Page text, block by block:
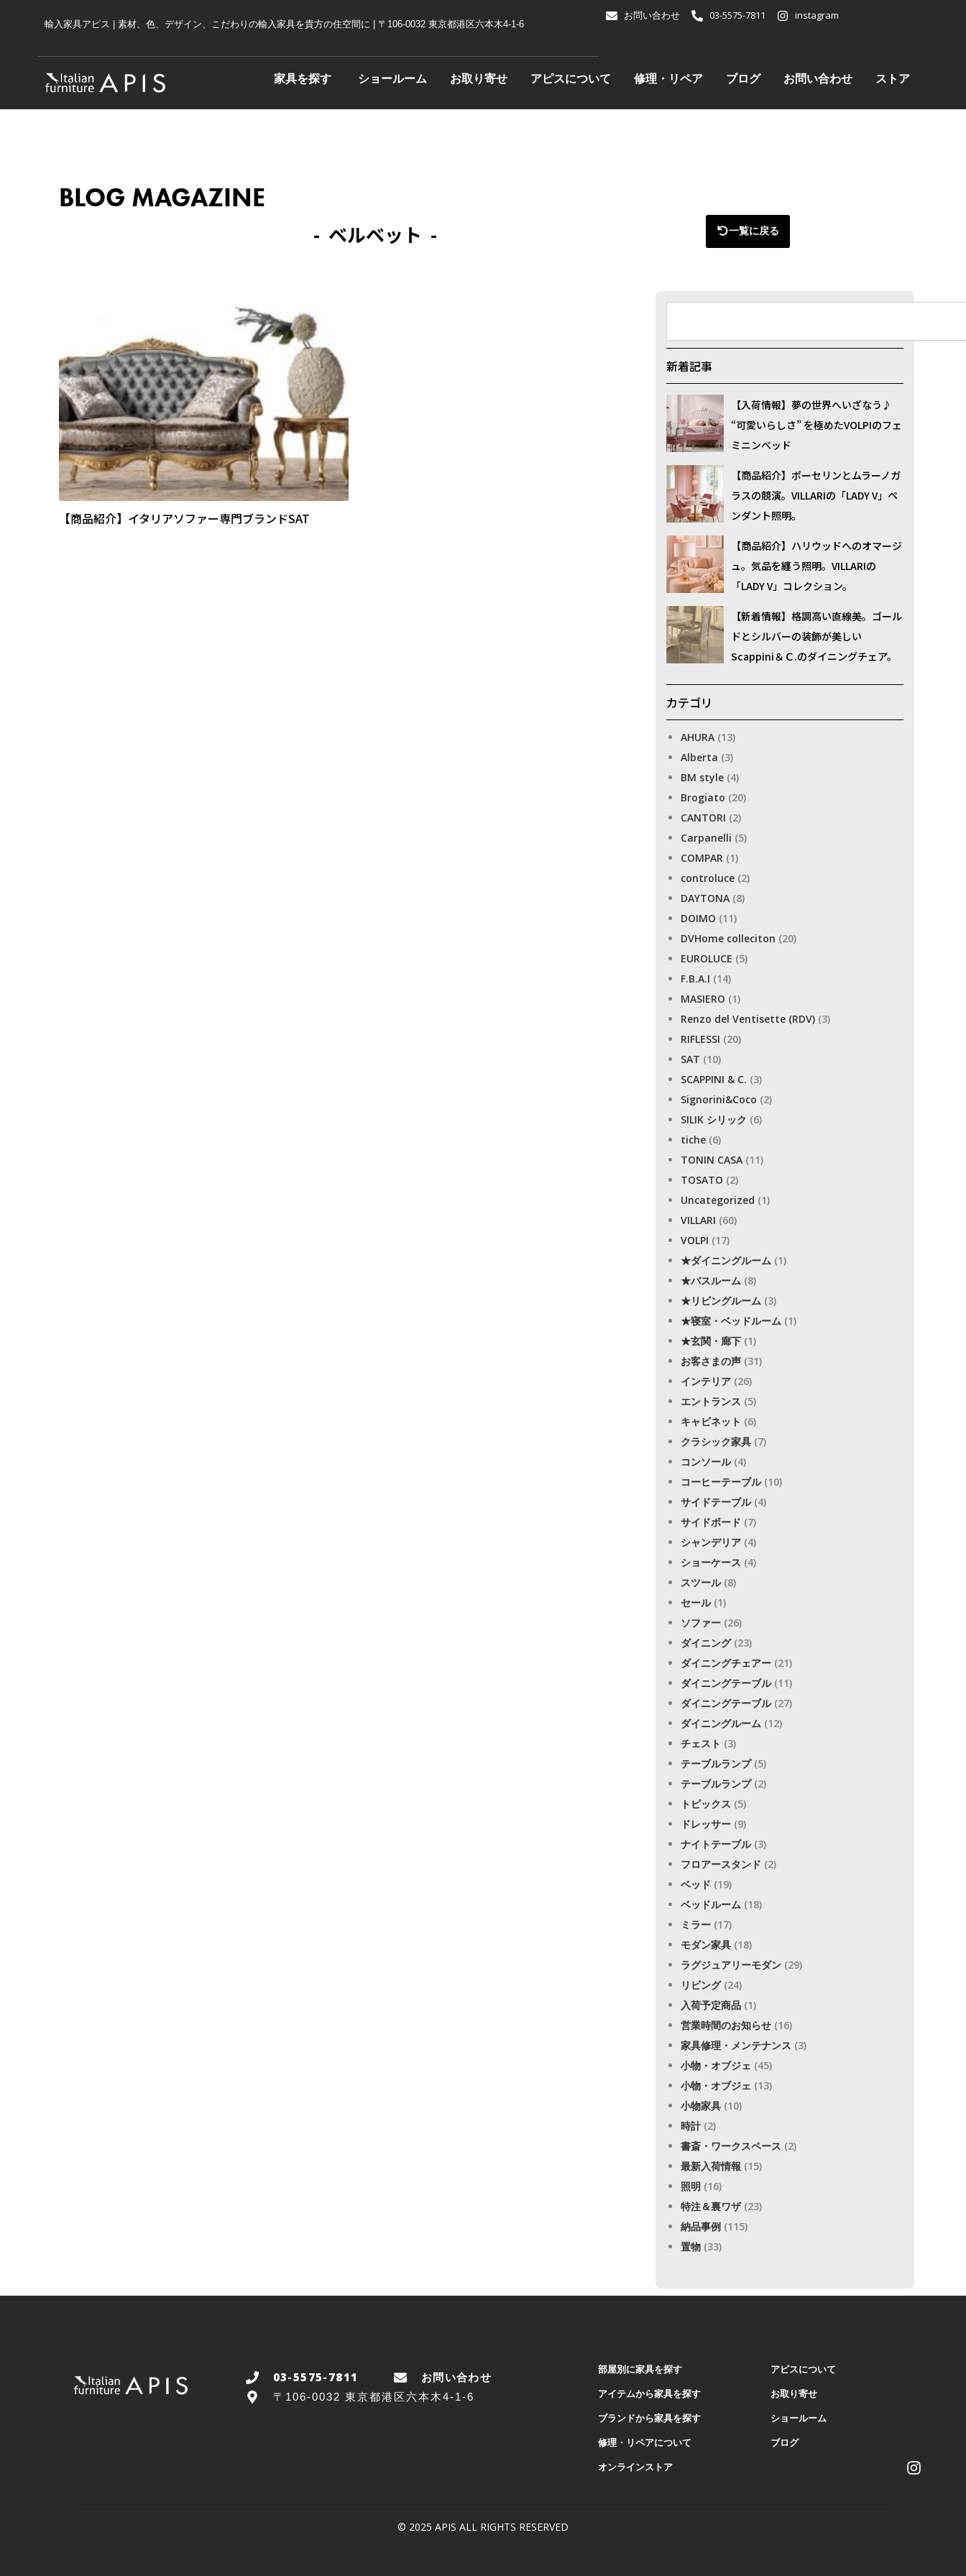
ッ
輸入家具アピス | 素材、色、デザイン、こだわりの輸入家具を貴方の住空間に | 〒106-0032 東京都港区六本木4-1-6
お問い合わせ 03-5575-7811 instagram
家具を探す Open 家具を探す
ショールーム お取り寄せ アピスについて 修理・リペア ブログ お問い合わせ ストア
BLOG MAGAZINE
- ベルベット - 一覧に戻る
【商品紹介】イタリアソファー専門ブランドSAT
新着記事
【入荷情報】夢の世界へいざなう♪
“可愛いらしさ” を極めたVOLPIのフェ
ミニンベッド
【商品紹介】ポーセリンとムラーノガ
ラスの競演。VILLARIの「LADY V」ペ
ンダント照明。
【商品紹介】ハリウッドへのオマージ
ュ。気品を纏う照明。VILLARIの
「LADY V」コレクション。
【新着情報】格調高い直線美。ゴール
ドとシルバーの装飾が美しい
Scappini＆Ｃ.のダイニングチェア。
カテゴリ
AHURA (13)
Alberta (3)
BM style (4)
Brogiato (20)
CANTORI (2)
Carpanelli (5)
COMPAR (1)
controluce (2)
DAYTONA (8)
DOIMO (11)
DVHome colleciton (20)
EUROLUCE (5)
F.B.A.I (14)
MASIERO (1)
Renzo del Ventisette (RDV) (3)
RIFLESSI (20)
SAT (10)
SCAPPINI & C. (3)
Signorini&Coco (2)
SILIK シリック (6)
tiche (6)
TONIN CASA (11)
TOSATO (2)
Uncategorized (1)
VILLARI (60)
VOLPI (17)
★ダイニングルーム (1)
★バスルーム (8)
★リビングルーム (3)
★寝室・ベッドルーム (1)
★玄関・廊下 (1)
お客さまの声 (31)
インテリア (26)
エントランス (5)
キャビネット (6)
クラシック家具 (7)
コンソール(4)
コーヒーテーブル(10)
サイドテーブル(4)
サイドボード (7)
シャンデリア (4)
ショーケース (4)
スツール(8)
セール(1)
ソファー (26)
ダイニング(23)
ダイニングチェアー (21)
ダイニングテーブル(11)
ダイニングテーブル(27)
ダイニングルーム (12)
チェスト (3)
テーブルランプ(5)
テーブルランプ(2)
トピックス (5)
ドレッサー (9)
ナイトテーブル(3)
フロアースタンド (2)
ベッド (19)
ベッドルーム (18)
ミラー (17)
モダン家具 (18)
ラグジュアリーモダン (29)
リビング(24)
入荷予定商品 (1)
営業時間のお知らせ (16)
家具修理・メンテナンス (3)
小物・オブジェ (45)
小物・オブジェ (13)
小物家具 (10)
時計 (2)
書斎・ワークスペース (2)
最新入荷情報 (15)
照明 (16)
特注＆裏ワザ(23)
納品事例 (115)
置物 (33)
03-5575-7811 お問い合わせ
〒106-0032 東京都港区六本木4-1-6
部屋別に家具を探す
アイテムから家具を探す
ブランドから家具を探す
修理・リペアについて
オンラインストア
アピスについて
お取り寄せ
ショールーム
ブログ
I
n
© 2025 APIS ALL RIGHTS RESERVED